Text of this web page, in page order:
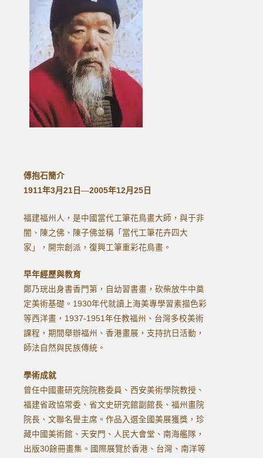
傅抱石簡介
1911年3月21日 —2005年12月25日
福建福州人，是中國當代工筆花鳥畫大師，與于非
闇、陳之佛、陳子佛並稱「當代工筆花卉四大
家」，開宗創派，復興工筆重彩花鳥畫。
早年經歷與教育
鄭乃珖出身書香門第，自幼習書畫，砍柴放牛中奠
定美術基礎。1930年代就讀上海美專學習素描色彩
等西洋畫，1937-1951年任教福州、台灣多校美術
課程，期間舉辦福州、香港畫展，支持抗日活動，
師法自然與民族傳統。
學術成就
曾任中國畫研究院院務委員、西安美術學院教授、
福建省政協常委、省文史研究館副館長、福州畫院
院長、文聯名譽主席。作品入選全國美展獲獎，珍
藏中國美術館、天安門、人民大會堂、南海艦隊，
出版30餘冊畫集。國際展覽於香港、台灣、南洋等